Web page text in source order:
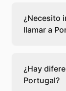
cuesta
solo los
¿Necesito
llamar a
desde tu
conexión
¿Hay
Portugal?